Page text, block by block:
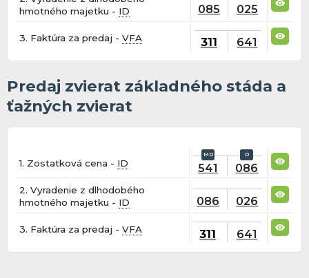
hmotného majetku - ID 085 025
3. Faktúra za predaj -VFA 311 641
Predaj zvierat základného stáda a
ťažných zvierat
1. Zostatková cena - ID 541 086
2. Vyradenie z dlhodobého
hmotného majetku - ID 086 026
3. Faktúra za predaj -VFA 311 641